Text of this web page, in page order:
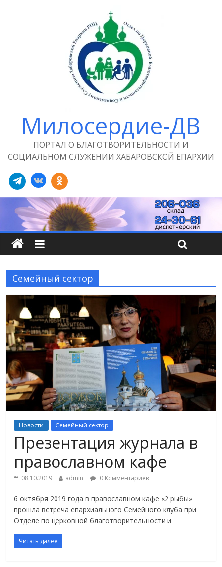
Милосердие-ДВ
ПОРТАЛ О БЛАГОТВОРИТЕЛЬНОСТИ И
СОЦИАЛЬНОМ СЛУЖЕНИИ ХАБАРОВСКОЙ ЕПАРХИИ
Семейный сектор
Новости Семейный сектор
Презентация журнала в
православном кафе
08.10.2019 admin 0 Комментариев
6 октября 2019 года в православном кафе «2 рыбы»
прошла встреча епархиального Семейного клуба при
Отделе по церковной благотворительности и
Читать далее